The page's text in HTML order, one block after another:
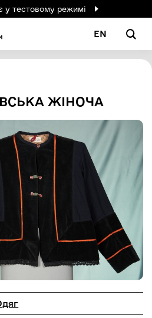
у тестовому режимі
EN
ЖІНОЧА